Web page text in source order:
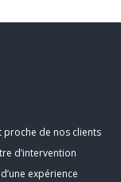
proche de nos clients
d’intervention
expérience